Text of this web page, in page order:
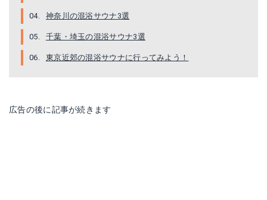
神奈川の混浴サウナ3選
千葉・埼玉の混浴サウナ3選
東京近郊の混浴サウナに行ってみよう！
広告の後に記事が続きます